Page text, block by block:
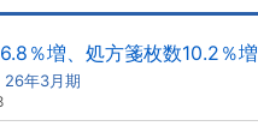
％増、処方箋枚数10.2％増
26年3月期